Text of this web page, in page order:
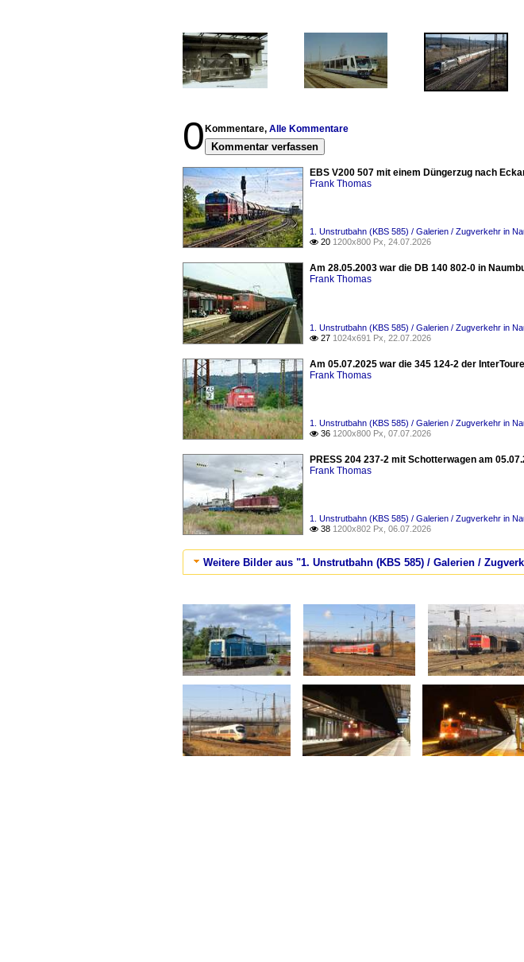
0 Kommentare, Alle Kommentare
Kommentar verfassen
EBS V200 507 mit einem Düngerzug nach
Frank Thomas
1. Unstrutbahn (KBS 585) / Galerien / Zugverkehr in
 20 1200x800 Px, 24.07.2026
Am 28.05.2003 war die DB 140 802-0 in
Frank Thomas
1. Unstrutbahn (KBS 585) / Galerien / Zugverkehr in
 27 1024x691 Px, 22.07.2026
Am 05.07.2025 war die 345 124-2 der
Frank Thomas
1. Unstrutbahn (KBS 585) / Galerien / Zugverkehr in
 36 1200x800 Px, 07.07.2026
PRESS 204 237-2 mit Schotterwagen am
Frank Thomas
1. Unstrutbahn (KBS 585) / Galerien / Zugverkehr in
 38 1200x802 Px, 06.07.2026
Weitere Bilder aus "1. Unstrutbahn (KBS 585) / Galerien /